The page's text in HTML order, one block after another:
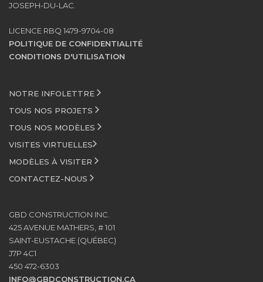
JOSEPH-DU-LAC.
LICENCE RBQ 1479-9704-08
POLITIQUE DE CONFIDENTIALITÉ
CONDITIONS D'UTILISATION
NOTRE INFOLETTRE
TOUS NOS PROJETS
TOUS NOS MODÈLES
VISITES VIRTUELLES
MODÈLES À VISITER
CONTACTEZ-NOUS
GBD CONSTRUCTION INC.
425 AVENUE MATHERS, # 101
SAINT-EUSTACHE (QUÉBEC)
J7P 4C1
450 472-6303
INFO@GBDCONSTRUCTION.CA